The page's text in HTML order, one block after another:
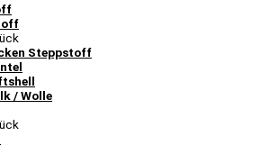
Steppstoff
/ Wolle